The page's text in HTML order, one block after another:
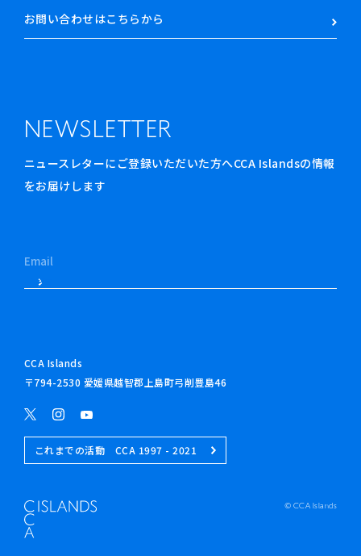
お問い合わせはこちらから
NEWSLETTER
ニュースレターにご登録いただいた方へCCA Islandsの情報
をお届けします
CCA Islands
〒794-2530 愛媛県越智郡上島町弓削豊島46
これまでの活動 CCA 1997 - 2021
© CCA Islands